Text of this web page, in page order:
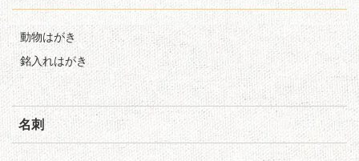
動物はがき
銘入れはがき
名刺